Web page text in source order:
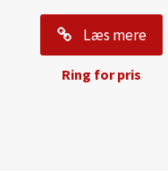
Læs mere
Ring for pris